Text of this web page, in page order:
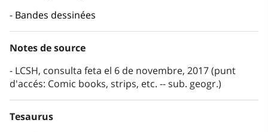
Bandes dessinées
Notes de source
LCSH, consulta feta el 6 de novembre, 2017 (punt
d'accés: Comic books, strips, etc. -- sub. geogr.)
Tesaurus